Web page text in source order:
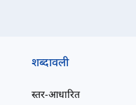
शब्दावली
स्तर-आधारित